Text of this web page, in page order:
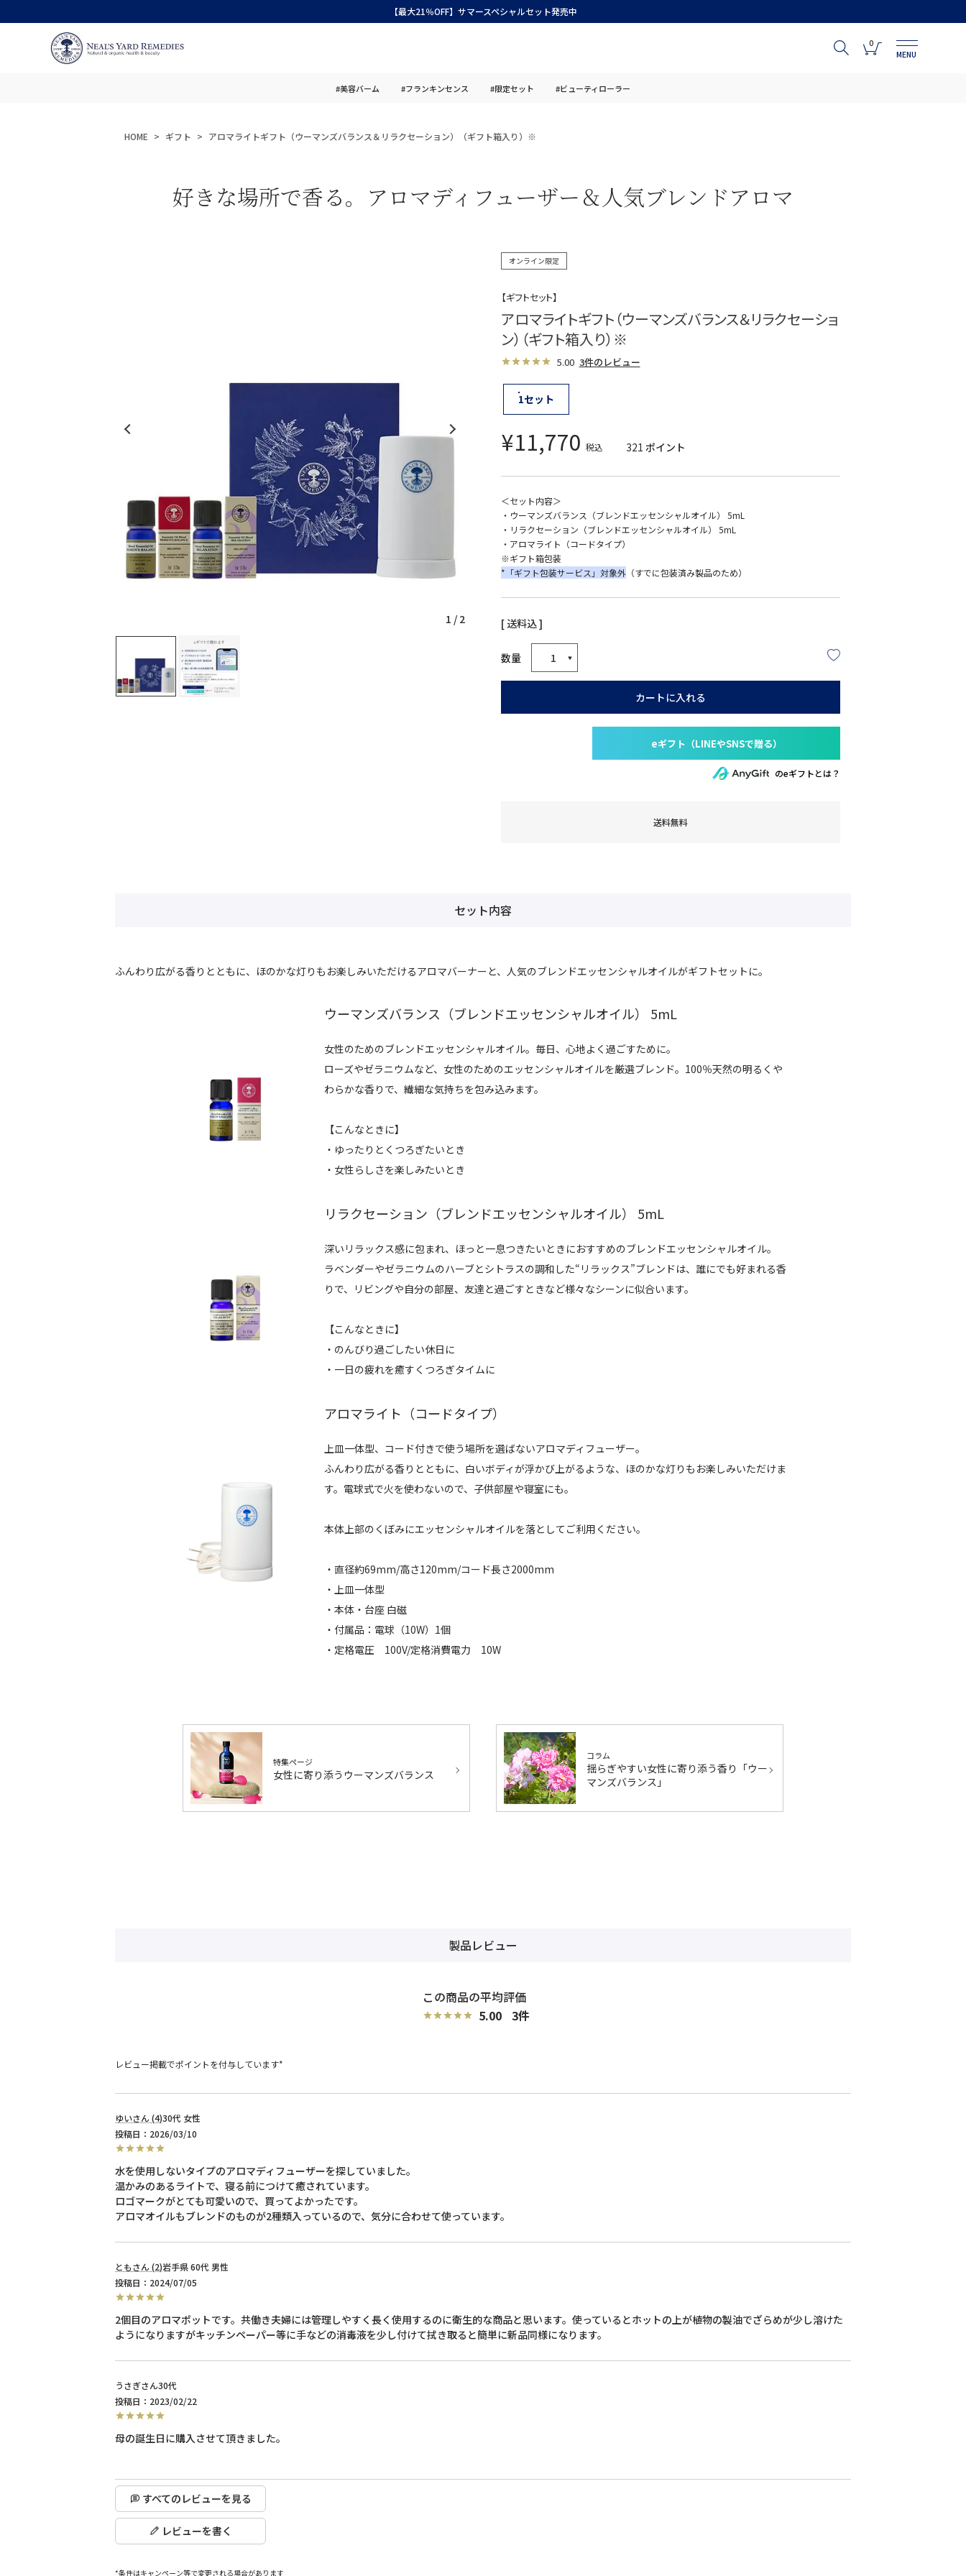
【最大21％OFF】サマースペシャルセット発売中
0
MENU
#美容バーム #フランキンセンス #限定セット #ビューティローラー
HOME ギフト アロマライトギフト（ウーマンズバランス＆リラクセーション）（ギフト箱入り）※
好きな場所で香る。アロマディフューザー＆人気ブレンドアロマ
1 / 2
オンライン限定
【ギフトセット】
アロマライトギフト（ウーマンズバランス＆リラクセーショ
ン）（ギフト箱入り）※
5.00 3件のレビュー
1セット
¥11,770 税込 321 ポイント
＜セット内容＞
・ウーマンズバランス（ブレンドエッセンシャルオイル） 5mL
・リラクセーション（ブレンドエッセンシャルオイル） 5mL
・アロマライト（コードタイプ）
※ギフト箱包装
*「ギフト包装サービス」対象外 （すでに包装済み製品のため）
送料込
カートに入れる
のeギフトとは？
送料無料
セット内容
ふんわり広がる香りとともに、ほのかな灯りもお楽しみいただけるアロマバーナーと、人気のブレンドエッセンシャルオイルがギフトセットに。
ウーマンズバランス（ブレンドエッセンシャルオイル） 5mL
女性のためのブレンドエッセンシャルオイル。毎日、心地よく過ごすために。
ローズやゼラニウムなど、女性のためのエッセンシャルオイルを厳選ブレンド。100％天然の明るくや
わらかな香りで、繊細な気持ちを包み込みます。
【こんなときに】
・ゆったりとくつろぎたいとき
・女性らしさを楽しみたいとき
リラクセーション（ブレンドエッセンシャルオイル） 5mL
深いリラックス感に包まれ、ほっと一息つきたいときにおすすめのブレンドエッセンシャルオイル。
ラベンダーやゼラニウムのハーブとシトラスの調和した“リラックス”ブレンドは、誰にでも好まれる香
りで、リビングや自分の部屋、友達と過ごすときなど様々なシーンに似合います。
【こんなときに】
・のんびり過ごしたい休日に
・一日の疲れを癒すくつろぎタイムに
アロマライト（コードタイプ）
上皿一体型、コード付きで使う場所を選ばないアロマディフューザー。
ふんわり広がる香りとともに、白いボディが浮かび上がるような、ほのかな灯りもお楽しみいただけま
す。電球式で火を使わないので、子供部屋や寝室にも。
本体上部のくぼみにエッセンシャルオイルを落としてご利用ください。
・直径約69mm/高さ120mm/コード長さ2000mm
・上皿一体型
・本体・台座 白磁
・付属品：電球（10W）1個
・定格電圧 100V/定格消費電力 10W
特集ページ
女性に寄り添うウーマンズバランス
コラム
揺らぎやすい女性に寄り添う香り「ウー
マンズバランス」
製品レビュー
5.00 3
レビュー掲載でポイントを付与しています*
ゆい 4 30代 女性
投稿日
2026/03/10
水を使用しないタイプのアロマディフューザーを探していました。
温かみのあるライトで、寝る前につけて癒されています。
ロゴマークがとても可愛いので、買ってよかったです。
とも 2 岩手県60代 男性
投稿日
2024/07/05
2個目のアロマポットです。共働き夫婦には管理しやすく長く使用するのに衛生的な商品と思います。使っているとホットの上が植物の製油でざらめが少し溶けた
ようになりますがキッチンペーパー等に手などの消毒液を少し付けて拭き取ると簡単に新品同様になります。
うさぎ
30代
投稿日
2023/02/22
母の誕生日に購入させて頂きました。
すべてのレビューを見る
レビューを書く
*条件はキャンペーン等で変更される場合があります